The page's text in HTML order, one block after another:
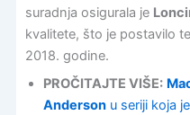
suradnja osigurala je
kvalitete, što je postavilo
2018. godine.
PROČITAJTE VIŠE:
Andersonu seriji koja